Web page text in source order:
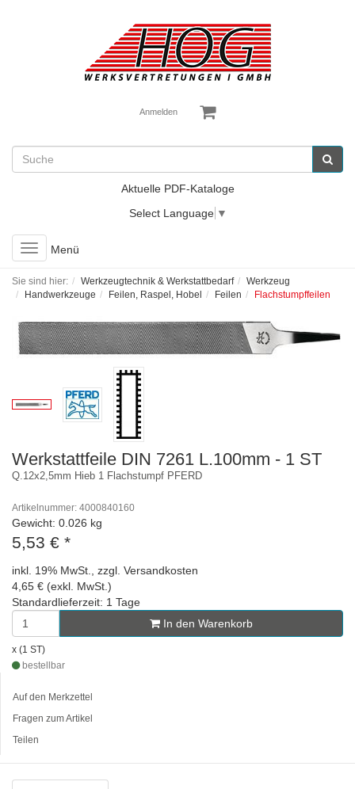
Anmelden
Aktuelle PDF-Kataloge
Select Language ▼
Toggle
navigation
Menü
Sie sind hier: Werkzeugtechnik & Werkstattbedarf
Werkzeug
Handwerkzeuge
Feilen, Raspel, Hobel Feilen Flachstumpffeilen
Werkstattfeile DIN 7261 L.100mm - 1 ST
Q.12x2,5mm Hieb 1 Flachstumpf PFERD
Artikelnummer: 4000840160
Gewicht: 0.026 kg
5,53 € *
inkl. 19% MwSt., zzgl. Versandkosten
4,65 € (exkl. MwSt.)
Standardlieferzeit: 1 Tage
In den Warenkorb
x (1 ST)
bestellbar
Auf den Merkzettel
Fragen zum Artikel
Teilen